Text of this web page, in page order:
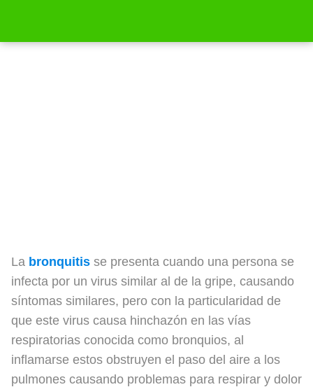
La bronquitis se presenta cuando una persona se
infecta por un virus similar al de la gripe, causando
síntomas similares, pero con la particularidad de
que este virus causa hinchazón en las vías
respiratorias conocida como bronquios, al
inflamarse estos obstruyen el paso del aire a los
pulmones causando problemas para respirar y dolor